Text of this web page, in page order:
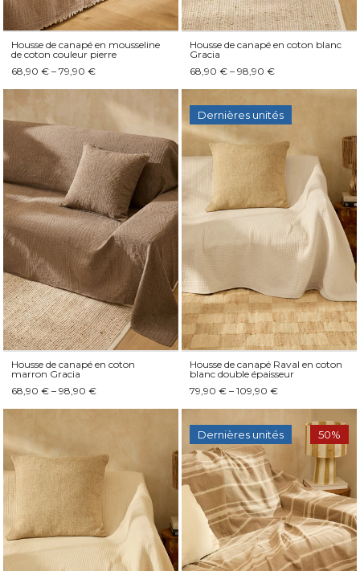
Housse de canapé en mousseline
de coton couleur pierre
68,90 € – 79,90 €
Housse de canapé en coton blanc
Gracia
68,90 € – 98,90 €
Housse de canapé en coton
marron Gracia
68,90 € – 98,90 €
Dernières unités
Housse de canapé Raval en coton
blanc double épaisseur
79,90 € – 109,90 €
Dernières unités 50%